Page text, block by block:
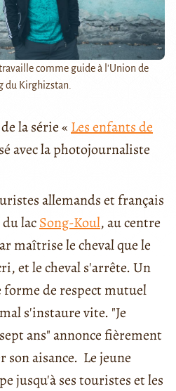
comme guide à l'Union de
du Kirghizstan.
la série « Les enfants de
avec la photojournaliste
allemands et français
lacSong-Koul, au centre
maîtrise le cheval que le
et le cheval s'arrête. Un
de respect mutuel
s'instaure vite. "Je
ans" annonce fièrement
aisance. Le jeune
jusqu'à ses touristes et les